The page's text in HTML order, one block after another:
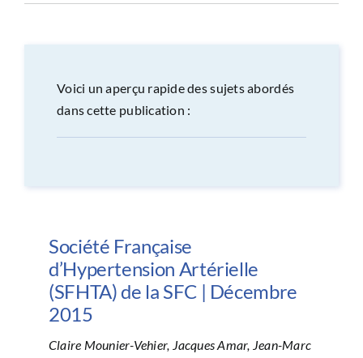
RECHERCHE
Voici un aperçu rapide des sujets abordés
dans cette publication :
Société Française
d’Hypertension Artérielle
(SFHTA) de la SFC | Décembre
2015
Claire Mounier-Vehier, Jacques Amar, Jean-Marc